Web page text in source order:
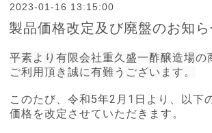
2023-01-16 13:15:00
製品価格改定及び廃盤のお知ら
平素より有限会社重久盛一酢醸造場の
ご利用頂き誠に有難うございます。
このたび、令和5年2月1日より、以下
価格を改定させていただきます。